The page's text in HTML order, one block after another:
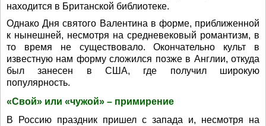
находится в Британской библиотеке.
Однако Дня святого Валентина в форме, приближенной
к нынешней, несмотря на средневековый романтизм, в
то время не существовало. Окончательно культ в
известную нам форму сложился позже в Англии, откуда
был занесен в США, где получил широкую
популярность.
«Свой» или «чужой» – примирение
В Россию праздник пришел с запада и, несмотря на